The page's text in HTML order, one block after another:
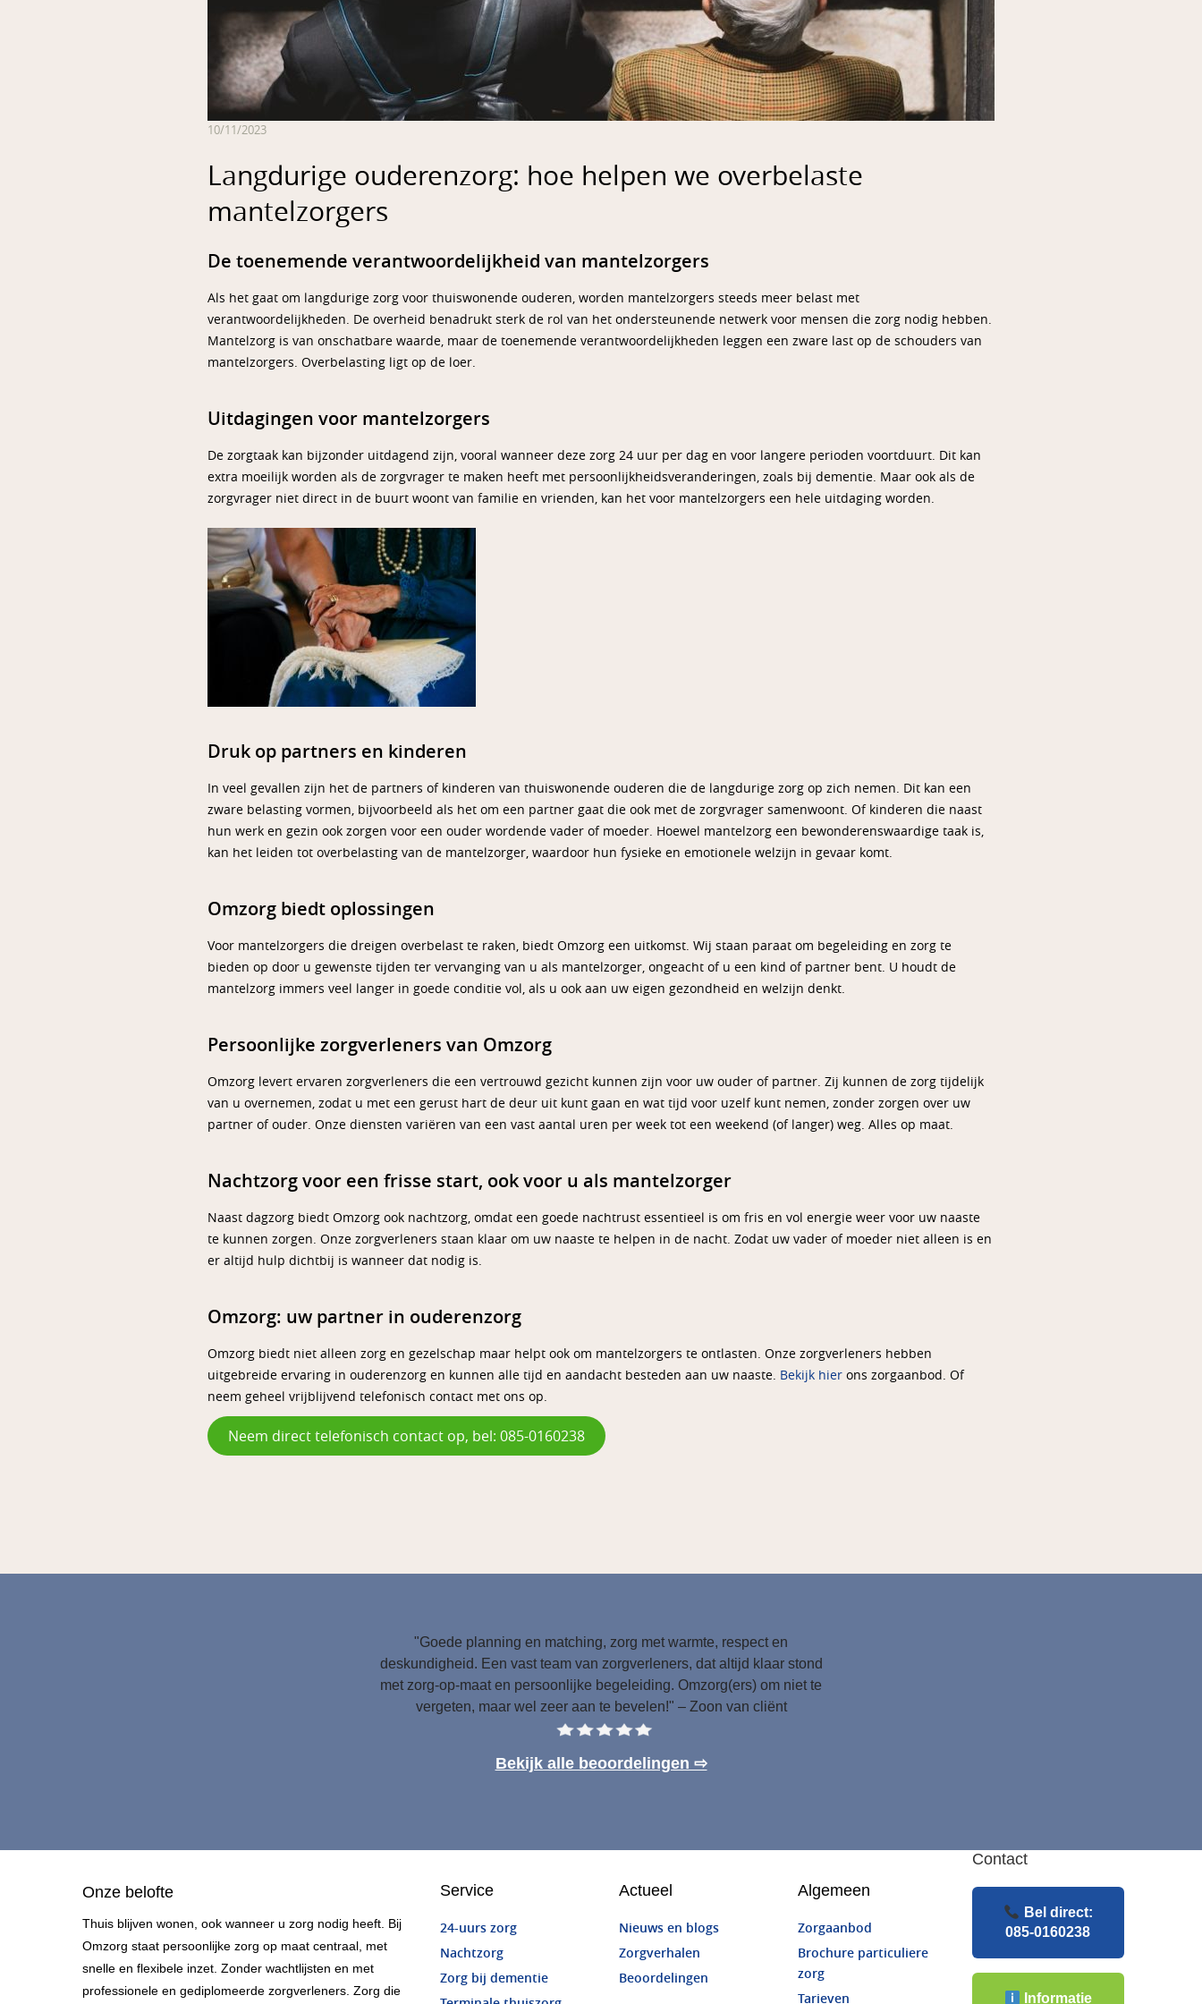
10/11/2023
Langdurige ouderenzorg: hoe helpen we overbelaste
mantelzorgers
De toenemende verantwoordelijkheid van mantelzorgers
Als het gaat om langdurige zorg voor thuiswonende ouderen, worden mantelzorgers steeds meer belast met
verantwoordelijkheden. De overheid benadrukt sterk de rol van het ondersteunende netwerk voor mensen die zorg nodig hebben.
Mantelzorg is van onschatbare waarde, maar de toenemende verantwoordelijkheden leggen een zware last op de schouders van
mantelzorgers. Overbelasting ligt op de loer.
Uitdagingen voor mantelzorgers
De zorgtaak kan bijzonder uitdagend zijn, vooral wanneer deze zorg 24 uur per dag en voor langere perioden voortduurt. Dit kan
extra moeilijk worden als de zorgvrager te maken heeft met persoonlijkheidsveranderingen, zoals bij dementie. Maar ook als de
zorgvrager niet direct in de buurt woont van familie en vrienden, kan het voor mantelzorgers een hele uitdaging worden.
Druk op partners en kinderen
In veel gevallen zijn het de partners of kinderen van thuiswonende ouderen die de langdurige zorg op zich nemen. Dit kan een
zware belasting vormen, bijvoorbeeld als het om een partner gaat die ook met de zorgvrager samenwoont. Of kinderen die naast
hun werk en gezin ook zorgen voor een ouder wordende vader of moeder. Hoewel mantelzorg een bewonderenswaardige taak is,
kan het leiden tot overbelasting van de mantelzorger, waardoor hun fysieke en emotionele welzijn in gevaar komt.
Omzorg biedt oplossingen
Voor mantelzorgers die dreigen overbelast te raken, biedt Omzorg een uitkomst. Wij staan paraat om begeleiding en zorg te
bieden op door u gewenste tijden ter vervanging van u als mantelzorger, ongeacht of u een kind of partner bent. U houdt de
mantelzorg immers veel langer in goede conditie vol, als u ook aan uw eigen gezondheid en welzijn denkt.
Persoonlijke zorgverleners van Omzorg
Omzorg levert ervaren zorgverleners die een vertrouwd gezicht kunnen zijn voor uw ouder of partner. Zij kunnen de zorg tijdelijk
van u overnemen, zodat u met een gerust hart de deur uit kunt gaan en wat tijd voor uzelf kunt nemen, zonder zorgen over uw
partner of ouder. Onze diensten variëren van een vast aantal uren per week tot een weekend (of langer) weg. Alles op maat.
Nachtzorg voor een frisse start, ook voor u als mantelzorger
Naast dagzorg biedt Omzorg ook nachtzorg, omdat een goede nachtrust essentieel is om fris en vol energie weer voor uw naaste
te kunnen zorgen. Onze zorgverleners staan klaar om uw naaste te helpen in de nacht. Zodat uw vader of moeder niet alleen is en
er altijd hulp dichtbij is wanneer dat nodig is.
Omzorg: uw partner in ouderenzorg
Omzorg biedt niet alleen zorg en gezelschap maar helpt ook om mantelzorgers te ontlasten. Onze zorgverleners hebben
uitgebreide ervaring in ouderenzorg en kunnen alle tijd en aandacht besteden aan uw naaste. Bekijk hier ons zorgaanbod. Of
neem geheel vrijblijvend telefonisch contact met ons op.
Neem direct telefonisch contact op, bel: 085-0160238
"Goede planning en matching, zorg met warmte, respect en
deskundigheid. Een vast team van zorgverleners, dat altijd klaar stond
met zorg-op-maat en persoonlijke begeleiding. Omzorg(ers) om niet te
vergeten, maar wel zeer aan te bevelen!" – Zoon van cliënt
Bekijk alle beoordelingen ⇨
Onze belofte
Thuis blijven wonen, ook wanneer u zorg nodig heeft. Bij
Omzorg staat persoonlijke zorg op maat centraal, met
snelle en flexibele inzet. Zonder wachtlijsten en met
professionele en gediplomeerde zorgverleners. Zorg die
Service
24-uurs zorg
Nachtzorg
Zorg bij dementie
Actueel
Nieuws en blogs
Zorgverhalen
Beoordelingen
Algemeen
Zorgaanbod
Brochure particuliere
zorg
Tarieven
Contact
Bel direct:
085-0160238
Informatie